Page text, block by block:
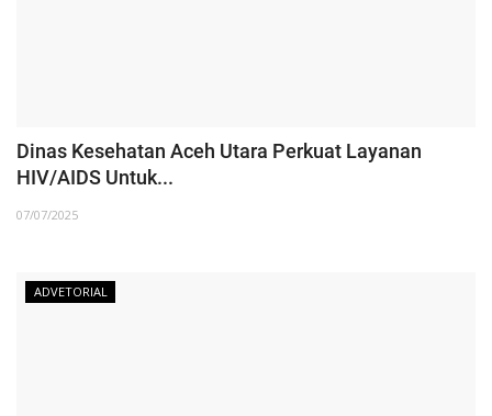
Dinas Kesehatan Aceh Utara Perkuat Layanan
HIV/AIDS Untuk...
07/07/2025
ADVETORIAL